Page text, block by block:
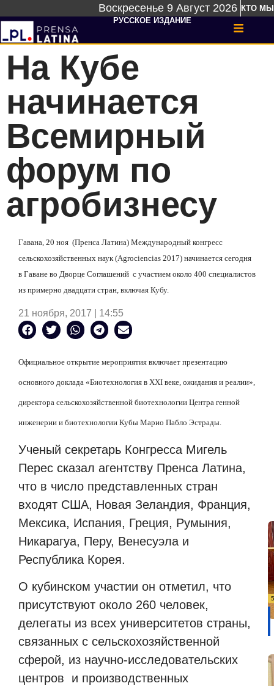
Воскресенье 9 Август 2026 КТО МЫ
РУССКОЕ ИЗДАНИЕ
На Кубе
начинается
Всемирный
форум по
агробизнесу
Гавана, 20 ноя (Пренса Латина) Международный конгресс
сельскохозяйственных наук (Agrociencias 2017) начинается сегодня
в Гаване во Дворце Соглашений с участием около 400 специалистов
из примерно двадцати стран, включая Кубу.
21 ноября, 2017 | 14:55
Официальное открытие мероприятия включает презентацию
основного доклада «Биотехнология в XXI веке, ожидания и реалии»,
директора сельскохозяйственной биотехнологии Центра генной
инженерии и биотехнологии Кубы Марио Пабло Эстрады.
Ученый секретарь Конгресса Мигель
Перес сказал агентству Пренса Латина,
что в число представленных стран
входят США, Новая Зеландия, Франция,
Мексика, Испания, Греция, Румыния,
Никарагуа, Перу, Венесуэла и
Республика Корея.
О кубинском участии он отметил, что
присутствуют около 260 человек,
делегаты из всех университетов страны,
связанных с сельскохозяйственной
сферой, из научно-исследовательских
центров
и производственных